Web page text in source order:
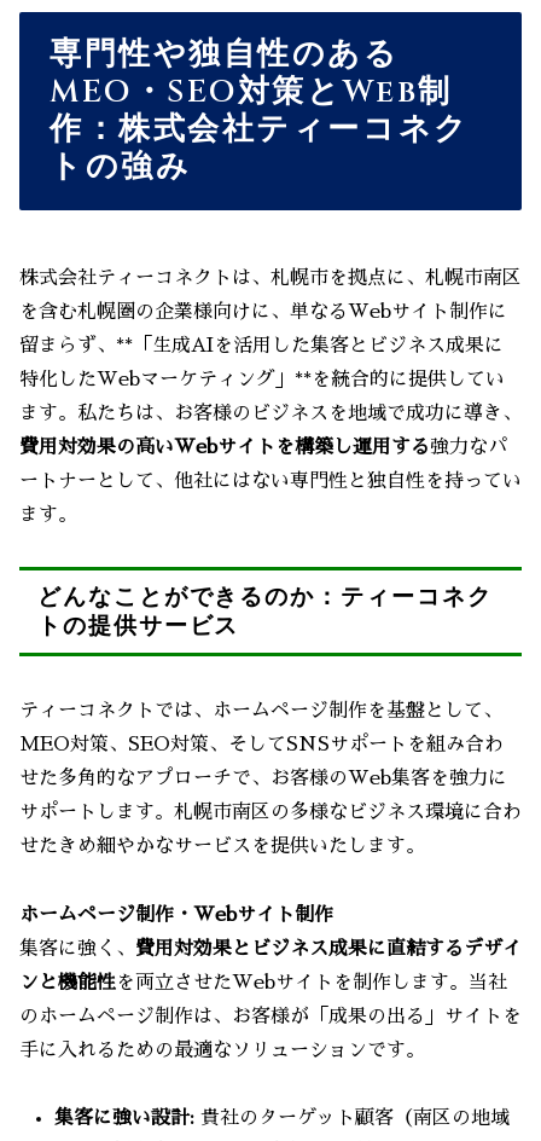
専門性や独自性のある
MEO・SEO対策とWeb制
作：株式会社ティーコネク
トの強み
株式会社ティーコネクトは、札幌市を拠点に、札幌市南区
を含む札幌圏の企業様向けに、単なるWebサイト制作に
留まらず、**「生成AIを活用した集客とビジネス成果に
特化したWebマーケティング」**を統合的に提供してい
ます。私たちは、お客様のビジネスを地域で成功に導き、
費用対効果の高いWebサイトを構築し運用する強力なパ
ートナーとして、他社にはない専門性と独自性を持ってい
ます。
どんなことができるのか：ティーコネク
トの提供サービス
ティーコネクトでは、ホームページ制作を基盤として、
MEO対策、SEO対策、そしてSNSサポートを組み合わ
せた多角的なアプローチで、お客様のWeb集客を強力に
サポートします。札幌市南区の多様なビジネス環境に合わ
せたきめ細やかなサービスを提供いたします。
ホームページ制作・Webサイト制作
集客に強く、 費用対効果とビジネス成果に直結するデザイ
ンと機能性 を両立させたWebサイトを制作します。当社
のホームページ制作は、お客様が「成果の出る」サイトを
手に入れるための最適なソリューションです。
集客に強い設計: 貴社のターゲット顧客（南区の地域